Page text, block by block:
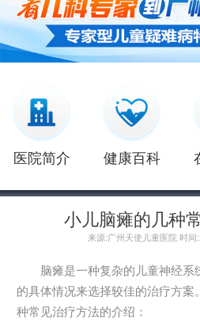
医院简介 健康百科
小儿脑瘫的几种
来源:广州天使儿童医院 时间
脑瘫是一种复杂的儿童神经系
的具体情况来选择较佳的治疗方
种常见治疗方法的介绍：